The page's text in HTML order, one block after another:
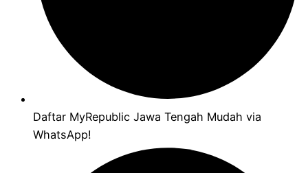
Daftar MyRepublic Jawa Tengah Mudah via
WhatsApp!